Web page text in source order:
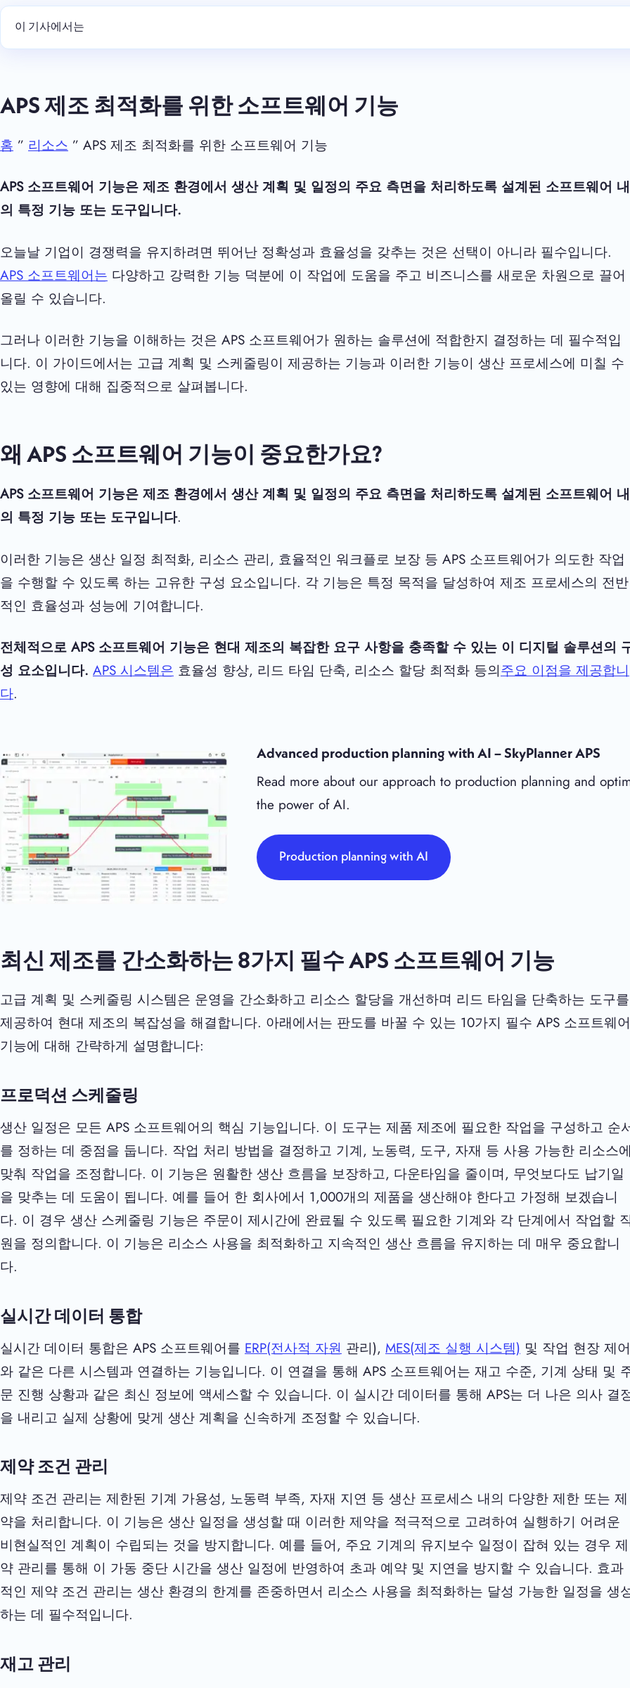
이 기사에서는
APS 제조 최적화를 위한 소프트웨어 기능
홈 ” 리소스 ” APS 제조 최적화를 위한 소프트웨어 기능
APS 소프트웨어 기능은 제조 환경에서 생산 계획 및 일정의 주요 측면을 처리하도록 설계된 소프트웨어 내
의 특정 기능 또는 도구입니다.
오늘날 기업이 경쟁력을 유지하려면 뛰어난 정확성과 효율성을 갖추는 것은 선택이 아니라 필수입니다.
APS 소프트웨어는 다양하고 강력한 기능 덕분에 이 작업에 도움을 주고 비즈니스를 새로운 차원으로 끌어
올릴 수 있습니다.
그러나 이러한 기능을 이해하는 것은 APS 소프트웨어가 원하는 솔루션에 적합한지 결정하는 데 필수적입
니다. 이 가이드에서는 고급 계획 및 스케줄링이 제공하는 기능과 이러한 기능이 생산 프로세스에 미칠 수
있는 영향에 대해 집중적으로 살펴봅니다.
왜 APS 소프트웨어 기능이 중요한가요?
APS 소프트웨어 기능은 제조 환경에서 생산 계획 및 일정의 주요 측면을 처리하도록 설계된 소프트웨어 내
의 특정 기능 또는 도구입니다.
이러한 기능은 생산 일정 최적화, 리소스 관리, 효율적인 워크플로 보장 등 APS 소프트웨어가 의도한 작업
을 수행할 수 있도록 하는 고유한 구성 요소입니다. 각 기능은 특정 목적을 달성하여 제조 프로세스의 전반
적인 효율성과 성능에 기여합니다.
전체적으로 APS 소프트웨어 기능은 현대 제조의 복잡한 요구 사항을 충족할 수 있는 이 디지털 솔루션의
성 요소입니다. APS 시스템은 효율성 향상, 리드 타임 단축, 리소스 할당 최적화 등의주요 이점을 제공합니
다.
Advanced production planning with AI – SkyPlanner APS
Read more about our approach to production planning and
the power of AI.
Production planning with AI
최신 제조를 간소화하는 8가지 필수 APS 소프트웨어 기능
고급 계획 및 스케줄링 시스템은 운영을 간소화하고 리소스 할당을 개선하며 리드 타임을 단축하는 도구를
제공하여 현대 제조의 복잡성을 해결합니다. 아래에서는 판도를 바꿀 수 있는 10가지 필수 APS 소프트웨어
기능에 대해 간략하게 설명합니다:
프로덕션 스케줄링
생산 일정은 모든 APS 소프트웨어의 핵심 기능입니다. 이 도구는 제품 제조에 필요한 작업을 구성하고 순
를 정하는 데 중점을 둡니다. 작업 처리 방법을 결정하고 기계, 노동력, 도구, 자재 등 사용 가능한 리소스
맞춰 작업을 조정합니다. 이 기능은 원활한 생산 흐름을 보장하고, 다운타임을 줄이며, 무엇보다도 납기일
을 맞추는 데 도움이 됩니다. 예를 들어 한 회사에서 1,000개의 제품을 생산해야 한다고 가정해 보겠습니
다. 이 경우 생산 스케줄링 기능은 주문이 제시간에 완료될 수 있도록 필요한 기계와 각 단계에서 작업할
원을 정의합니다. 이 기능은 리소스 사용을 최적화하고 지속적인 생산 흐름을 유지하는 데 매우 중요합니
다.
실시간 데이터 통합
실시간 데이터 통합은 APS 소프트웨어를 ERP(전사적 자원 관리), MES(제조 실행 시스템) 및 작업 현장 제어
와 같은 다른 시스템과 연결하는 기능입니다. 이 연결을 통해 APS 소프트웨어는 재고 수준, 기계 상태 및
문 진행 상황과 같은 최신 정보에 액세스할 수 있습니다. 이 실시간 데이터를 통해 APS는 더 나은 의사 결
을 내리고 실제 상황에 맞게 생산 계획을 신속하게 조정할 수 있습니다.
제약 조건 관리
제약 조건 관리는 제한된 기계 가용성, 노동력 부족, 자재 지연 등 생산 프로세스 내의 다양한 제한 또는 제
약을 처리합니다. 이 기능은 생산 일정을 생성할 때 이러한 제약을 적극적으로 고려하여 실행하기 어려운
비현실적인 계획이 수립되는 것을 방지합니다. 예를 들어, 주요 기계의 유지보수 일정이 잡혀 있는 경우 제
약 관리를 통해 이 가동 중단 시간을 생산 일정에 반영하여 초과 예약 및 지연을 방지할 수 있습니다. 효과
적인 제약 조건 관리는 생산 환경의 한계를 존중하면서 리소스 사용을 최적화하는 달성 가능한 일정을 생
하는 데 필수적입니다.
재고 관리